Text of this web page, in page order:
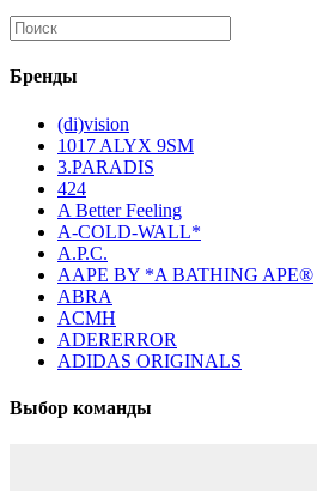
Бренды
(di)vision
1017 ALYX 9SM
3.PARADIS
424
A Better Feeling
A-COLD-WALL*
A.P.C.
AAPE BY *A BATHING APE®
ABRA
ACMH
ADERERROR
ADIDAS ORIGINALS
Выбор команды